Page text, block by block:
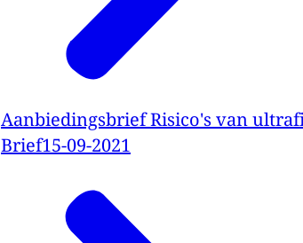
Aanbiedingsbrief Risico's van
Brief15-09-2021